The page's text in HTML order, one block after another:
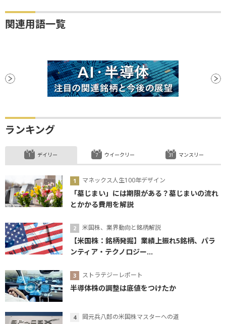
関連用語一覧
ランキング
デイリー
マネックス人生100年デザイン
「墓じまい」には期限がある？墓じまいの流れ
とかかる費用を解説
米国株、業界動向と銘柄解説
【米国株：銘柄発掘】業績上振れ5銘柄、パラ
ンティア・テクノロジー...
ストラテジーレポート
半導体株の調整は底値をつけたか
岡元兵八郎の米国株マスターへの道
ウイークリー マンスリー